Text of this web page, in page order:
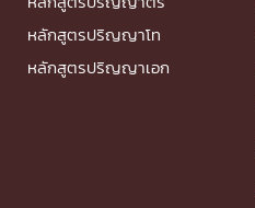
หลักสูตรปริญญาโท
หลักสูตรปริญญาเอก